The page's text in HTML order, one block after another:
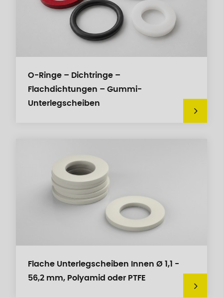
O-Ringe – Dichtringe –
Flachdichtungen – Gummi-
Unterlegscheiben
Flache Unterlegscheiben Innen Ø 1,1 -
56,2 mm, Polyamid oder PTFE